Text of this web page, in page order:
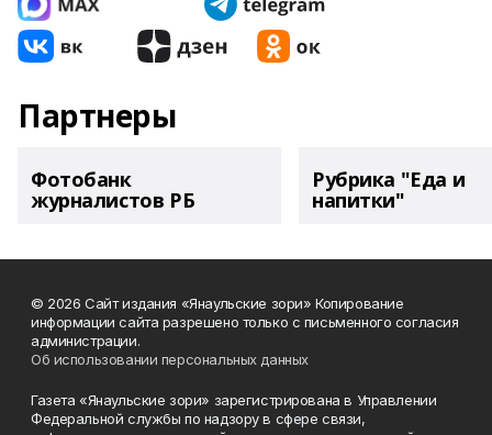
Партнеры
Фотобанк
журналистов РБ
Рубрика "Еда и
напитки"
© 2026 Сайт издания «Янаульские зори» Копирование
информации сайта разрешено только с письменного согласия
администрации.
Об использовании персональных данных
Газета «Янаульские зори» зарегистрирована в Управлении
Федеральной службы по надзору в сфере связи,